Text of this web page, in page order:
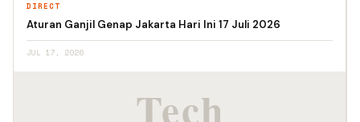
DIRECT
Aturan Ganjil Genap Jakarta Hari Ini 17 Juli 2026
JUL 17, 2026